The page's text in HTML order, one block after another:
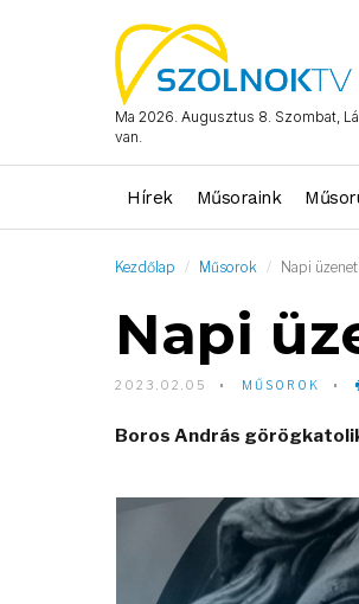
Ma 2026. Augusztus 8. Szombat,
van.
Hírek Műsoraink
Kezdőlap Műsorok Napi üzenet
Napi
2023.02.05 MŰSOROK
Boros András
Video